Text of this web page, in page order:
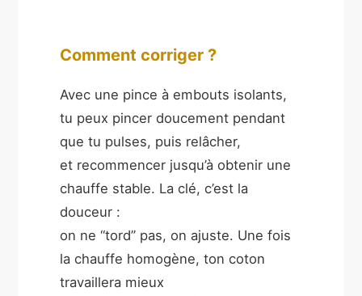
Comment corriger ?
Avec une pince à embouts isolants,
tu peux pincer doucement pendant
que tu pulses, puis relâcher,
et recommencer jusqu’à obtenir une
chauffe stable. La clé, c’est la
douceur :
on ne “tord” pas, on ajuste. Une fois
la chauffe homogène, ton coton
travaillera mieux